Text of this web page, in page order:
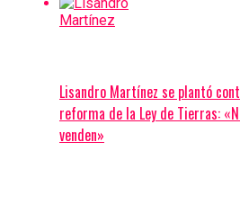
Lisandro Martínez se plantó
reforma de la Ley de Tierras:
venden»